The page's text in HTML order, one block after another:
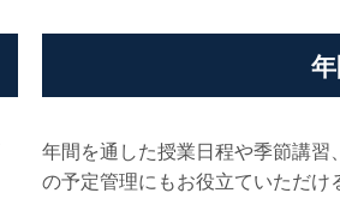
年間を通した授業日程や季節講
の予定管理にもお役立ていただけ